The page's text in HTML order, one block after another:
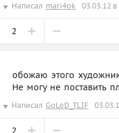
Написал mari4ok 03.03.12 в
2
обожаю этого
Не могу не поставить
Написал GoLoD_TLIF
2